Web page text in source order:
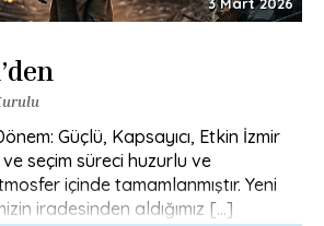
Güçlü, Kapsayıcı, Etkin İzmir
seçim süreci huzurlu ve
içinde tamamlanmıştır. Yeni
iradesinden aldığımız […]